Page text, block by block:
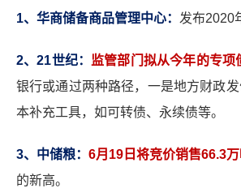
1、华商储备商品管理中心： 发布2020
2、21世纪：
监管部门拟从今年的专
银行或通过两种路径，一是地方财政
本补充工具，如可转债、永续债等。
3、中储粮：6月19日将竞价销售66.3
的新高。